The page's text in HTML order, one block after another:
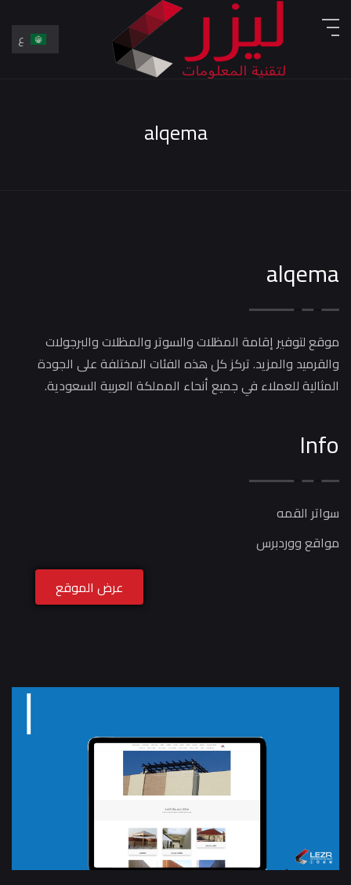
ع
En
alqema
alqema
موقع لتوفير إقامة المظلات والسوتر والمظلات والبرجولات
والقرميد والمزيد. تركز كل هذه الفئات المختلفة على الجودة
المثالية للعملاء في جميع أنحاء المملكة العربية السعودية.
Info
سواتر القمه
مواقع ووردبرس
عرض الموقع